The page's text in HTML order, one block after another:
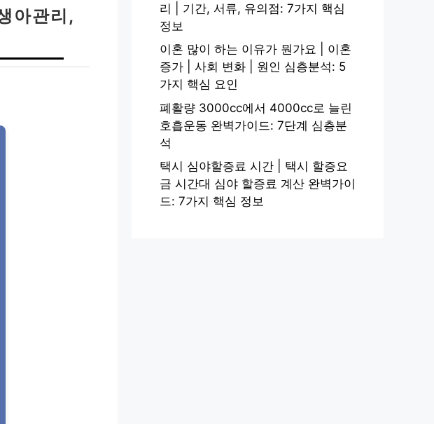
아관리,
리 | 기간, 서류, 유의점: 7가지 핵심
정보
이혼 많이 하는 이유가 뭔가요 | 이혼
증가 | 사회 변화 | 원인 심층분석: 5
가지 핵심 요인
폐활량 3000cc에서 4000cc로 늘린
호흡운동 완벽가이드: 7단계 심층분
석
택시 심야할증료 시간 | 택시 할증요
금 시간대 심야 할증료 계산 완벽가이
드: 7가지 핵심 정보